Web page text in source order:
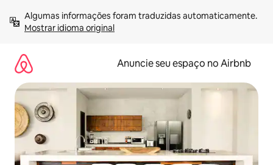
para
Mostrar idioma original
Anuncie seu espaço no Airbnb